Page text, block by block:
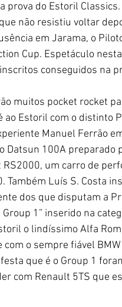
prova do Estoril
não resistiu voltar
em Jarama, o
Cup. Espetáculo
conseguidos na
ao Estoril com o distinto
Manuel Ferrão
Datsun 100A preparado
RS2000, um carro de
Também Luís S. Costa
dos que disputam a
1” inserido na
o lindíssimo Alfa
o sempre fiável
que é o Group 1
com Renault 5TS que